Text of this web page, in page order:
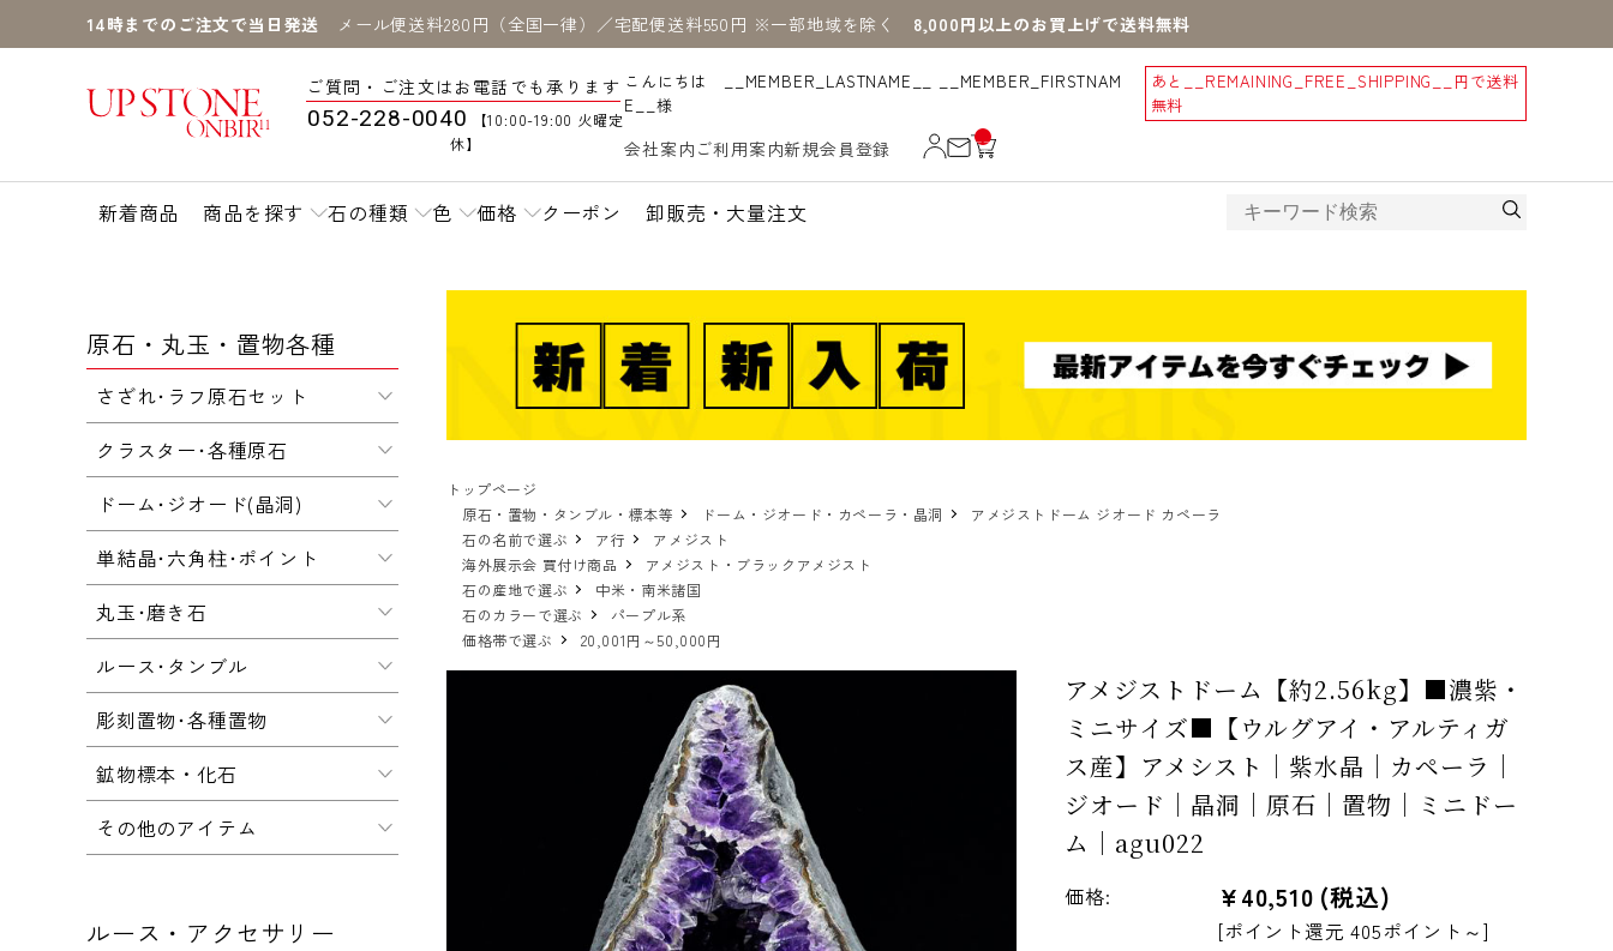
14時までのご注文で当日発送 メール便送料280円（全国一律）／宅配便送料550円 ※一部地域を除く 8,000円以上のお買上げで送料無料
ご質問・ご注文はお電話でも承ります
052-228-0040
【10:00-19:00 火曜定
休】
こんにちは __MEMBER_LASTNAME__ __MEMBER_FIRSTNAM
E__様
あと __REMAINING_FREE_SHIPPING__
円で送料
無料
会社案内 ご利用案内新規会員登録
__
IT
_C
新着商品 商品を探す 石の種類 色 価格 クーポン 卸販売・大量注文
トップページ
原石・置物・タンブル・標本等
ドーム・ジオード・カペーラ・晶洞
アメジストドーム ジオード カペーラ
石の名前で選ぶ
ア行
アメジスト
海外展示会 買付け商品
アメジスト・ブラックアメジスト
石の産地で選ぶ
中米・南米諸国
石のカラーで選ぶ
パープル系
価格帯で選ぶ
20,001円～50,000円
アメジストドーム【約2.56kg】■濃紫・
ミニサイズ■【ウルグアイ・アルティガ
ス産】アメシスト｜紫水晶｜カペーラ｜
ジオード｜晶洞｜原石｜置物｜ミニドー
ム｜agu022
価格: ¥40,510 (税込)
[ポイント還元 405ポイント～]
原石・丸玉・置物各種
さざれ･ラフ原石セット
クラスター･各種原石
ドーム･ジオード(晶洞)
単結晶･六角柱･ポイント
丸玉･磨き石
ルース･タンブル
彫刻置物･各種置物
鉱物標本・化石
その他のアイテム
ルース・アクセサリー